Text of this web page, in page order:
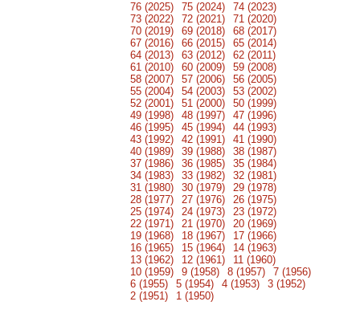
76 (2025) 75 (2024)
74 (2023)
73 (2022)
72 (2021)
71 (2020)
70 (2019)
69 (2018)
68 (2017)
67 (2016)
66 (2015)
65 (2014)
64 (2013)
63 (2012)
62 (2011)
61 (2010)
60 (2009)
59 (2008)
58 (2007)
57 (2006)
56 (2005)
55 (2004)
54 (2003)
53 (2002)
52 (2001)
51 (2000)
50 (1999)
49 (1998)
48 (1997)
47 (1996)
46 (1995)
45 (1994)
44 (1993)
43 (1992)
42 (1991)
41 (1990)
40 (1989)
39 (1988)
38 (1987)
37 (1986)
36 (1985)
35 (1984)
34 (1983)
33 (1982)
32 (1981)
31 (1980)
30 (1979)
29 (1978)
28 (1977)
27 (1976)
26 (1975)
25 (1974)
24 (1973)
23 (1972)
22 (1971)
21 (1970)
20 (1969)
19 (1968)
18 (1967)
17 (1966)
16 (1965)
15 (1964)
14 (1963)
13 (1962)
12 (1961)
11 (1960)
10 (1959)
9 (1958) 8 (1957)
7 (1956)
6 (1955)
5 (1954) 4 (1953)
3 (1952)
2 (1951)
1 (1950)